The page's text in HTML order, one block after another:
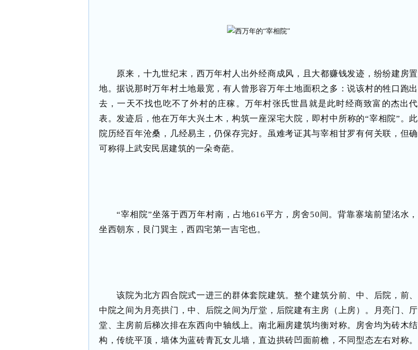
原来，十九世纪末，西万年村人出外经商成风，且大都赚钱发迹，纷纷建房置
地。据说那时万年村土地最宽，有人曾形容万年土地面积之多：说该村的牲口跑出
去，一天不找也吃不了外村的庄稼。万年村张氏世昌就是此时经商致富的杰出代
表。发迹后，他在万年大兴土木，构筑一座深宅大院，即村中所称的“宰相院”。此
院历经百年沧桑，几经易主，仍保存完好。虽难考证其与宰相甘罗有何关联，但确
可称得上武安民居建筑的一朵奇葩。
“宰相院”坐落于西万年村南，占地616平方，房舍50间。背靠寨垴前望洺水，
坐西朝东，艮门巽主，西四宅第一吉宅也。
该院为北方四合院式一进三的群体套院建筑。整个建筑分前、中、后院，前、
中院之间为月亮拱门，中、后院之间为厅堂，后院建有主房（上房）。月亮门、厅
堂、主房前后梯次排在东西向中轴线上。南北厢房建筑均衡对称。房舍均为砖木结
构，传统平顶，墙体为蓝砖青瓦女儿墙，直边拱砖凹面前檐，不同型态左右对称。